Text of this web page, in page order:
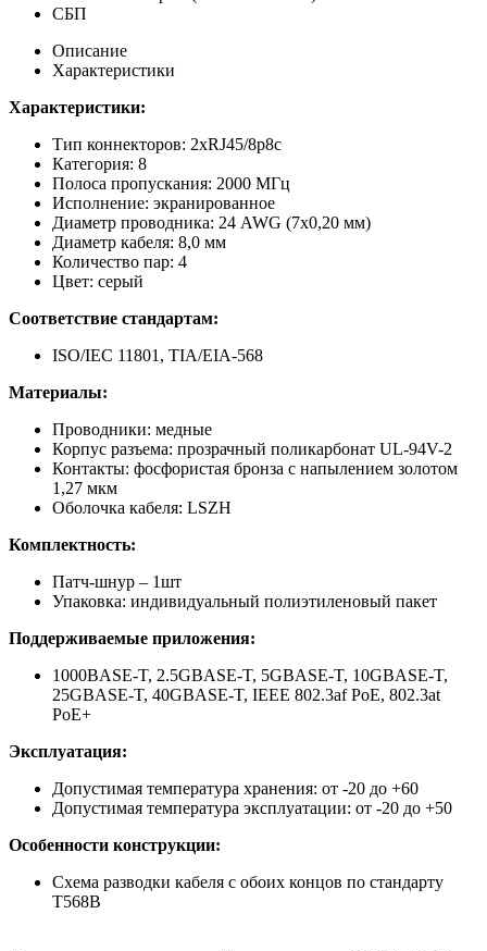
СБП
Описание
Характеристики
Характеристики:
Тип коннекторов: 2хRJ45/8р8с
Категория: 8
Полоса пропускания: 2000 МГц
Исполнение: экранированное
Диаметр проводника: 24 AWG (7х0,20 мм)
Диаметр кабеля: 8,0 мм
Количество пар: 4
Цвет: серый
Соответствие стандартам:
ISO/IEC 11801, TIA/EIA-568
Материалы:
Проводники: медные
Корпус разъема: прозрачный поликарбонат UL-94V-2
Контакты: фосфористая бронза с напылением золотом
1,27 мкм
Оболочка кабеля: LSZH
Комплектность:
Патч-шнур – 1шт
Упаковка: индивидуальный полиэтиленовый пакет
Поддерживаемые приложения:
1000BASE-T, 2.5GBASE-T, 5GBASE-T, 10GBASE-T,
25GBASE-T, 40GBASE-T, IEEE 802.3af PoE, 802.3at
PoE+
Эксплуатация:
Допустимая температура хранения: от -20 до +60
Допустимая температура эксплуатации: от -20 до +50
Особенности конструкции:
Схема разводки кабеля с обоих концов по стандарту
Т568В